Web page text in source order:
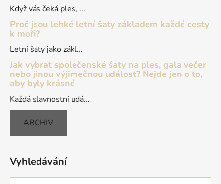
Když vás čeká ples, ...
Proč jsou lehké letní šaty základem každé cesty
k moři?
Letní šaty jako zákl...
Jak vybrat společenské šaty na ples, gala večer
nebo jinou výjimečnou událost? Nejde jen o to,
aby byly krásné
Každá slavnostní udá...
ARCHIV
Vyhledávání